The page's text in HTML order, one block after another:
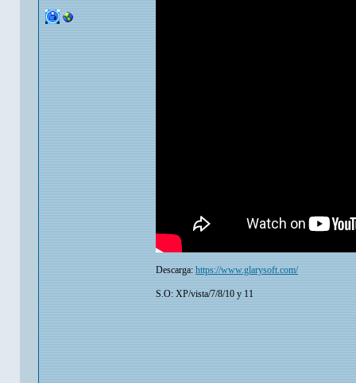
Descarga:https://www.glarysoft.com/
S.O: XP/vista/7/8/10 y 11